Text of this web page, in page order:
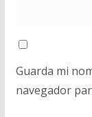
Guarda mi
navegador